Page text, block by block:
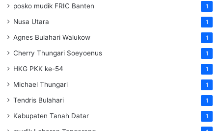
posko mudik FRIC Banten 1
Nusa Utara 1
Agnes Bulahari Walukow 1
Cherry Thungari Soeyoenus 1
HKG PKK ke-54 1
Michael Thungari 1
Tendris Bulahari 1
Kabupaten Tanah Datar 1